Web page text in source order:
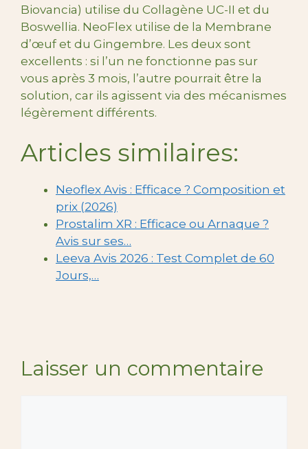
Biovancia) utilise du Collagène UC-II et du
Boswellia. NeoFlex utilise de la Membrane
d’œuf et du Gingembre. Les deux sont
excellents : si l’un ne fonctionne pas sur
vous après 3 mois, l’autre pourrait être la
solution, car ils agissent via des mécanismes
légèrement différents.
Articles similaires:
Neoflex Avis : Efficace ? Composition et
prix (2026)
Prostalim XR : Efficace ou Arnaque ?
Avis sur ses…
Leeva Avis 2026 : Test Complet de 60
Jours,…
Laisser un commentaire